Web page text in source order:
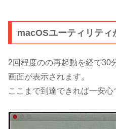
macOSユーティリティ
2回程度のの再起動を経て30
画面が表示されます。
ここまで到達できれば一安心